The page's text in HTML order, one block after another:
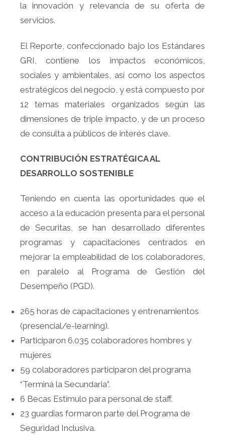
la innovación y relevancia de su oferta de
servicios.
El Reporte, confeccionado bajo los Estándares
GRI, contiene los impactos económicos,
sociales y ambientales, así como los aspectos
estratégicos del negocio, y está compuesto por
12 temas materiales organizados según las
dimensiones de triple impacto, y de un proceso
de consulta a públicos de interés clave.
CONTRIBUCIÓN ESTRATÉGICA AL
DESARROLLO SOSTENIBLE
Teniendo en cuenta las oportunidades que el
acceso a la educación presenta para el personal
de Securitas, se han desarrollado diferentes
programas y capacitaciones centrados en
mejorar la empleabilidad de los colaboradores,
en paralelo al Programa de Gestión del
Desempeño (PGD).
265 horas de capacitaciones y entrenamientos
(presencial/e-learning).
Participaron 6.035 colaboradores hombres y
mujeres
59 colaboradores participaron del programa
“Terminá la Secundaria”.
6 Becas Estímulo para personal de staff.
23 guardias formaron parte del Programa de
Seguridad Inclusiva.